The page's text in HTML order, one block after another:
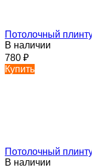
Потолочный
В наличии
780 ₽
Купить
Потолочный
В наличии